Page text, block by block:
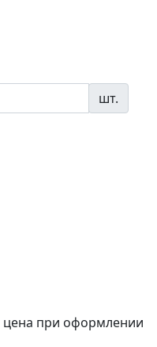
шт.
цена при оформлении